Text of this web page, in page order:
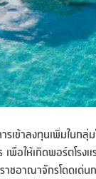
เข้าลงทุนเพิ่มในก
พื่อให้เกิดพอร์ตโร
าชอาณาจักรโดดเด่